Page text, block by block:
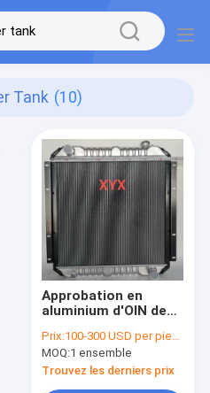
Tank (10)
Approbation en
aluminium d'OIN de
passage de KOBELCO
SK07N2
Prix:100-300 USD per piece
MOQ:1 ensemble
Trouvez les derniers prix